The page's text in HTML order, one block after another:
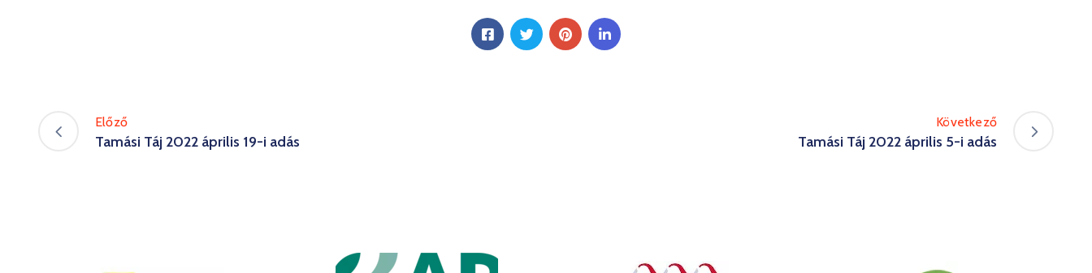
Előző
Tamási Táj 2022 április 19-i adás
Következő
Tamási Táj 2022 április 5-i adás